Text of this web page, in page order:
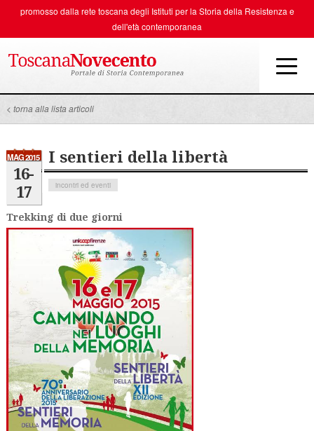
promosso dalla rete toscana degli Istituti per la Storia della Resistenza e
dell'età contemporanea
< torna alla lista articoli
MAG 2015
16-
17
I sentieri della libertà
incontri ed eventi
Trekking di due giorni